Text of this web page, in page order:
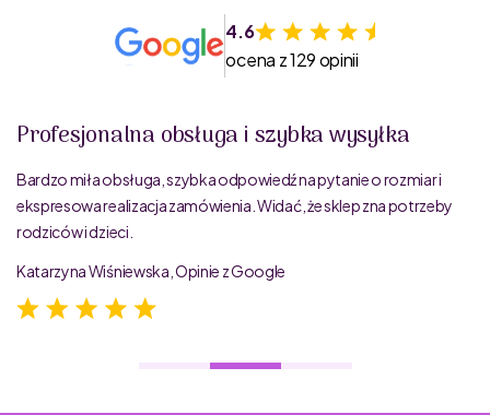
4.6
ocena z 129 opinii
Profesjonalna obsługa i szybka wysyłka
Bardzo miła obsługa, szybka odpowiedź na pytanie o rozmiar i
ekspresowa realizacja zamówienia. Widać, że sklep zna potrzeby
rodziców i dzieci.
Katarzyna Wiśniewska, Opinie z Google